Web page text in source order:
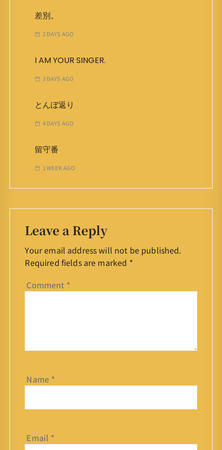
差別。
2 DAYS AGO
I AM YOUR SINGER.
3 DAYS AGO
とんぼ返り
4 DAYS AGO
留守番
1 WEEK AGO
Leave a Reply
Your email address will not be published.
Required fields are marked *
Comment *
Name *
Email *